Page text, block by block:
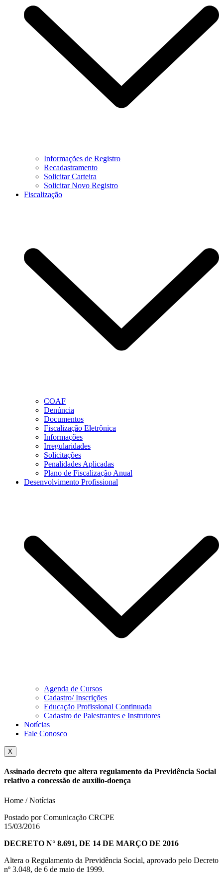
Informações de Registro
Recadastramento
Solicitar Carteira
Solicitar Novo Registro
Fiscalização
COAF
Denúncia
Documentos
Fiscalização Eletrônica
Informações
Irregularidades
Solicitações
Penalidades Aplicadas
Plano de Fiscalização Anual
Desenvolvimento Profissional
Agenda de Cursos
Cadastro/ Inscrições
Educação Profissional Continuada
Cadastro de Palestrantes e Instrutores
Notícias
Fale Conosco
X
Assinado decreto que altera regulamento da Previdência Social
relativo a concessão de auxílio-doença
Home / Notícias
Postado por Comunicação CRCPE
15/03/2016
DECRETO N° 8.691, DE 14 DE MARÇO DE 2016
Altera o Regulamento da Previdência Social, aprovado pelo Decreto
nº 3.048, de 6 de maio de 1999.